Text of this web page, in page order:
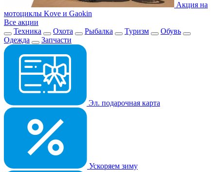
Акция на
мотоциклы Kove и Gaokin
Все акции
Техника
Охота Рыбалка Туризм
Обувь
Одежда
Запчасти
Эл. подарочная карта
Ускоряем зиму